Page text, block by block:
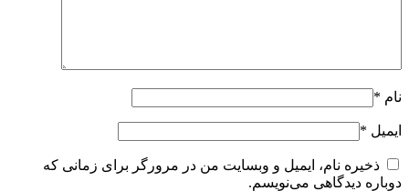
نام *
ایمیل *
ذخیره نام، ایمیل و وبسایت من در مرورگر برای زمانی که
دوباره دیدگاهی می‌نویسم.